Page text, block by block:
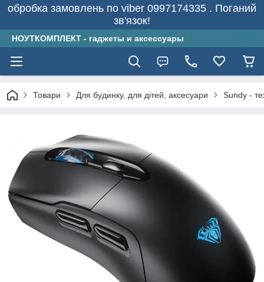
обробка замовлень по viber 0997174335 . Поганий
зв'язок!
НОУТКОМПЛЕКТ - гаджеты и аксессуары
Товари Для будинку, для дітей, аксесуари Sundy -